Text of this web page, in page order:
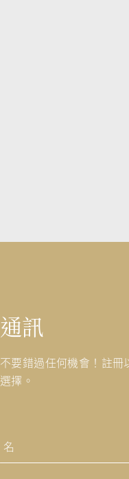
通訊
不要錯過任何機會！註
選擇。
姓
名